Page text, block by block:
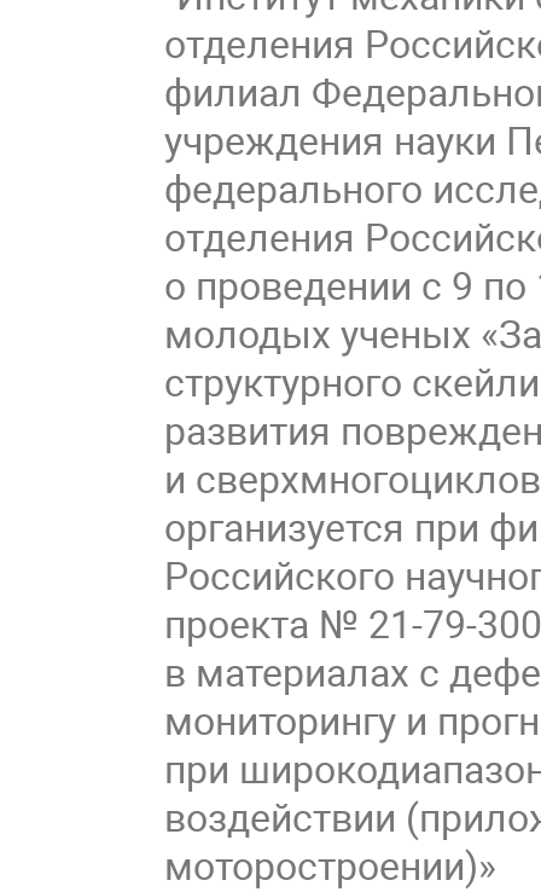
отделения
филиал
учреждения науки
федерального
отделения
о проведении с 9
молодых ученых
структурного
развития
и
организуется при
Российского
проекта № 21-79-
в материалах с
мониторингу и
при
воздействии
моторостроении)»